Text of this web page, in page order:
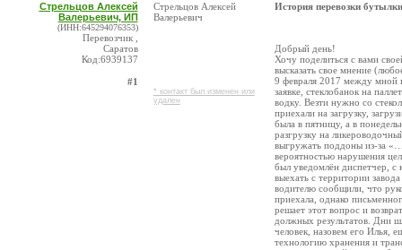
Стрельцов Алексей
Валерьевич, ИП
(ИНН:645294076353)
Перевозчик ,
Саратов
Код:6939137
#1
Стрельцов Алексей
Валерьевич
* контакт был изменен или
удален
История перевозки
Добрый день!
Хочу поделиться с вами
высказать свое мнение
9 февраля 2017 между мной
заявке, стеклобанок на
водку. Везти нужно со
приехали на загрузку,
была в пятницу, а в
разгрузку на
выгружать поддоны из-за
вероятностью нарушения
был уведомлён диспетчер, с
выехать с территории
водителю сообщили, что
приехала, однако
решает этот вопрос и
должных результатов. Дни
человек, назовем его Илья,
технологию хранения и